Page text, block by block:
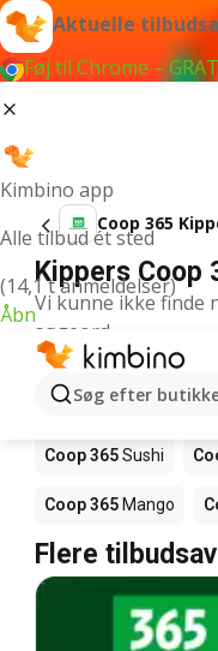
Aktuelle
Føj til Chrome –
Kimbino app
Alle tilbud ét sted
(14,1 t anmeldelser)
Åbn
Søg efter
Coop 365
Kippers Coop
Vi kunne ikke finde
søgeord.
Andre
Coop 365Pizza
Coop 365Sushi
Coop 365 Mango
Flere